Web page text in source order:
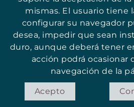
© ASSOCIACIÓ PER LA PROMOCIÓ I
ANTONI
POLÍTICA DE COOKIES AVISO
DISTRIBUIDO POR:
mismas. El usuario tiene
configurar su navegador
desea, impedir que sean
duro, aunque deberá tener
acción podrá ocasionar
navegación de la
Acepto